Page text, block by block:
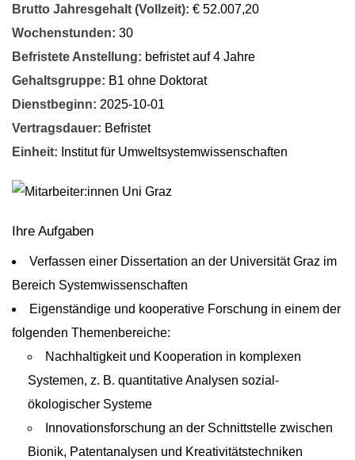
Brutto Jahresgehalt (Vollzeit): € 52.007,20
Wochenstunden: 30
Befristete Anstellung: befristet auf 4 Jahre
Gehaltsgruppe: B1 ohne Doktorat
Dienstbeginn: 2025-10-01
Vertragsdauer: Befristet
Einheit: Institut für Umweltsystemwissenschaften
Ihre Aufgaben
Verfassen einer Dissertation an der Universität Graz im
Bereich Systemwissenschaften
Eigenständige und kooperative Forschung in einem der
folgenden Themenbereiche:
Nachhaltigkeit und Kooperation in komplexen
Systemen, z. B. quantitative Analysen sozial-
ökologischer Systeme
Innovationsforschung an der Schnittstelle zwischen
Bionik, Patentanalysen und Kreativitätstechniken